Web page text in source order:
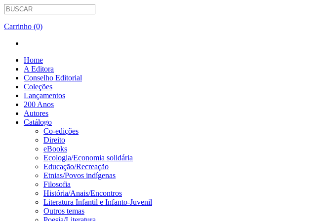
Carrinho (0)
Home
A Editora
Conselho Editorial
Coleções
Lançamentos
200 Anos
Autores
Catálogo
Co-edições
Direito
eBooks
Ecologia/Economia solidária
Educação/Recreação
Etnias/Povos indígenas
Filosofia
História/Anais/Encontros
Literatura Infantil e Infanto-Juvenil
Outros temas